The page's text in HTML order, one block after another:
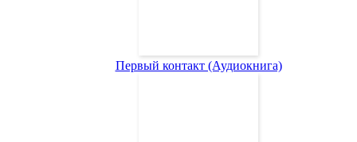
Первый контакт (Аудиокнига)